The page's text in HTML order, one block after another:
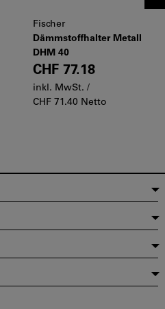
Fischer
Dämmstoffhalter Metall
DHM 40
CHF 77.18
inkl. MwSt. /
CHF 71.40 Netto